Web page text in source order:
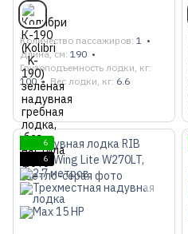
Количество пассажиров 1
Длина, см 190
Грузоподъемность лодки, кг
100
Вес лодки, кг 6.6
6
6